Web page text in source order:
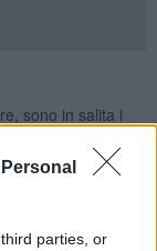
parties, or
sono in salita i
a quello della